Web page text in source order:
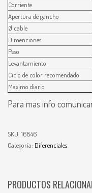
Corriente
Apertura de gancho
Ø cable
Dimenciones
Peso
Levantamiento
Ciclo de color recomendado
Maximo diario
Para mas info
SKU: 16846
Categoría: Diferenciales
PRODUCTOS